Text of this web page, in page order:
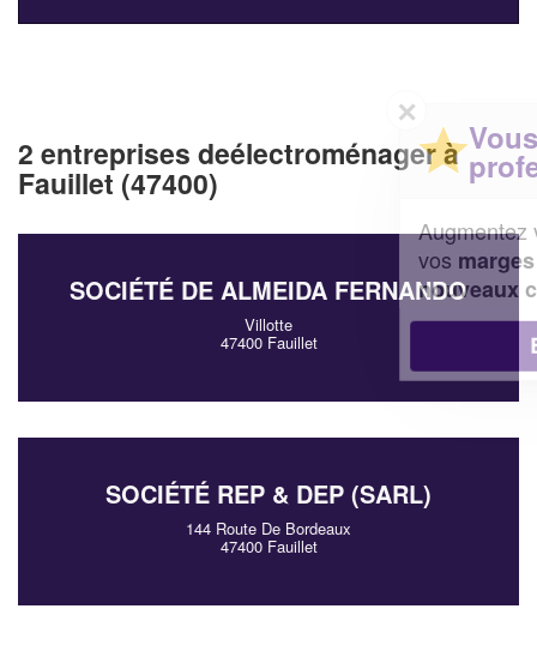
2 entreprises deélectroménager à
Fauillet (47400)
SOCIÉTÉ DE ALMEIDA FERNANDO
Villotte
47400 Fauillet
SOCIÉTÉ REP & DEP (SARL)
144 Route De Bordeaux
47400 Fauillet
Vous êtes un
professionnel ?
Augmentez votrechiffre d'affaireset
tout en gagnant de
nouveaux clients !
En savoir plus